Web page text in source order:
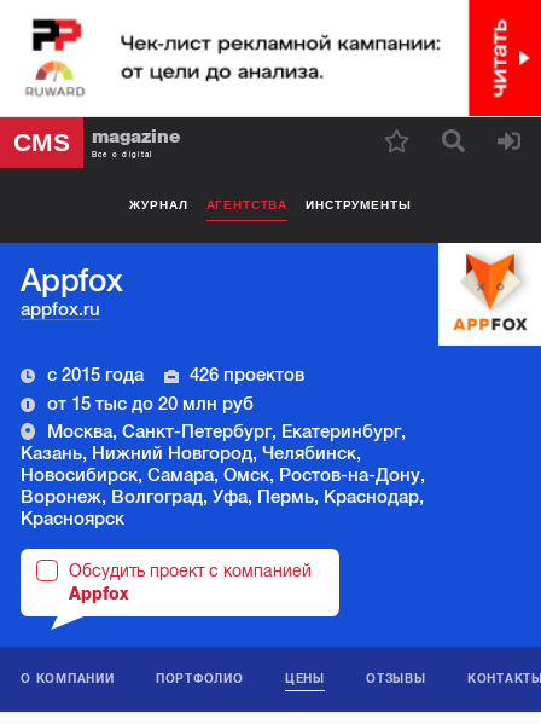
CMS magazine
Все о digital
ЖУРНАЛ АГЕНТСТВА ИНСТРУМЕНТЫ
Appfox
appfox.ru
с 2015 года
426 проектов
от 15 тыс до 20 млн руб
Москва, Санкт-Петербург, Екатеринбург,
Казань, Нижний Новгород, Челябинск,
Новосибирск, Самара, Омск, Ростов-на-Дону,
Воронеж, Волгоград, Уфа, Пермь, Краснодар,
Красноярск
Обсудить проект с компанией
Appfox
О КОМПАНИИ ПОРТФОЛИО ЦЕНЫ ОТЗЫВЫ